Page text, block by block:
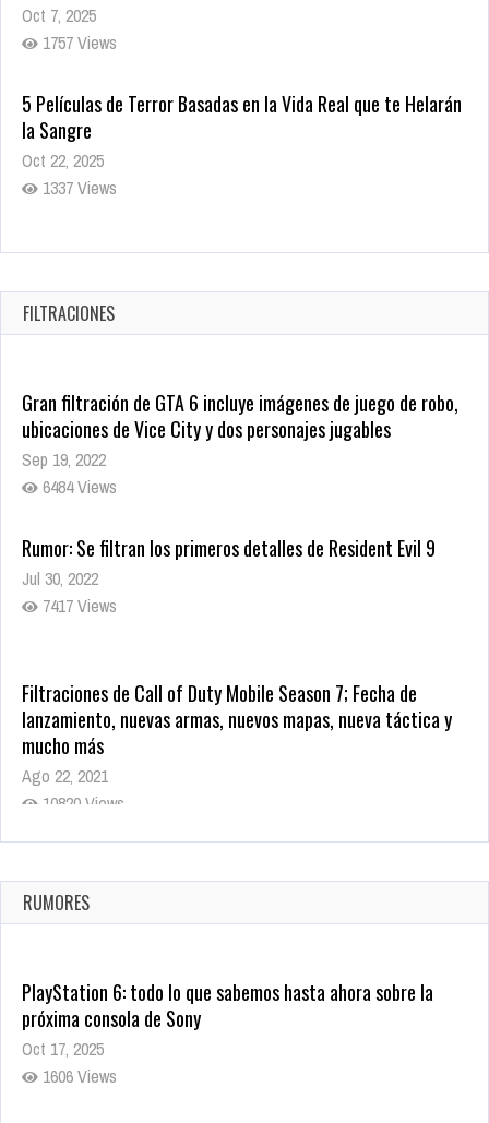
Oct 7, 2025
1757 Views
5 Películas de Terror Basadas en la Vida Real que te Helarán
la Sangre
Oct 22, 2025
1337 Views
Revive el terror: El conjuro 4: Últimos ritos ya está disponible
Oct 20, 2025
1379 Views
FILTRACIONES
Gran filtración de GTA 6 incluye imágenes de juego de robo,
ubicaciones de Vice City y dos personajes jugables
Sep 19, 2022
6484 Views
Rumor: Se filtran los primeros detalles de Resident Evil 9
Jul 30, 2022
7417 Views
Filtraciones de Call of Duty Mobile Season 7; Fecha de
lanzamiento, nuevas armas, nuevos mapas, nueva táctica y
mucho más
Ago 22, 2021
10820 Views
La configuración de Call of Duty 2021 aparentemente ya fue
Ago 8, 2021
10005 Views
RUMORES
PlayStation 6: todo lo que sabemos hasta ahora sobre la
próxima consola de Sony
Oct 17, 2025
1606 Views